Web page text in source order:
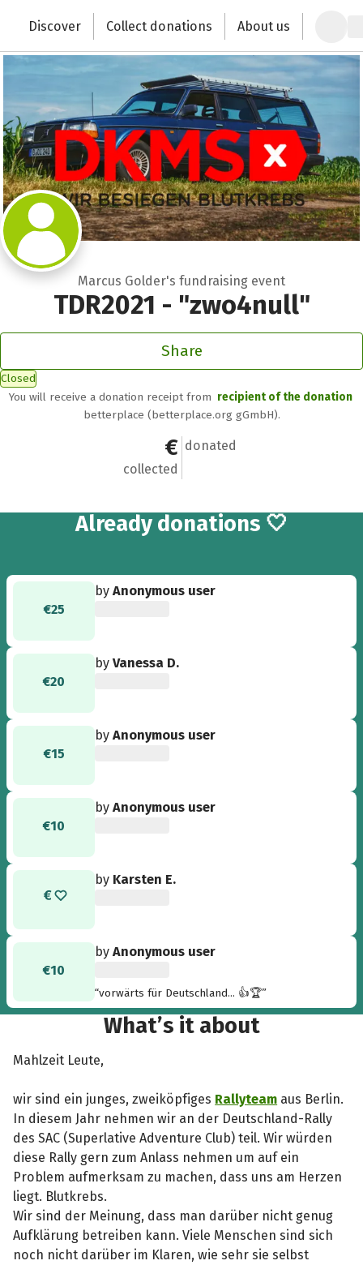
Change the world with your donation
Discover Collect donations About us
Marcus Golder's fundraising event
TDR2021 - "zwo4null"
Share
Closed
You will receive a donation receipt from recipient of the donation
betterplace (betterplace.org gGmbH).
€485
collected
22
donated
Already 22
donations 🤍
€25
byAnonymous user
€20
byVanessa D.
€15
byAnonymous user
€10
byAnonymous user
by Karsten E.
€10
byAnonymous user
“vorwärts für Deutschland... 👍🏆”
What’s it about
Mahlzeit Leute,
wir sind ein junges, zweiköpfiges Rallyteam aus Berlin.
In diesem Jahr nehmen wir an der Deutschland-Rally
des SAC (Superlative Adventure Club) teil. Wir würden
diese Rally gern zum Anlass nehmen um auf ein
Problem aufmerksam zu machen, dass uns am Herzen
liegt. Blutkrebs.
Wir sind der Meinung, dass man darüber nicht genug
Aufklärung betreiben kann. Viele Menschen sind sich
noch nicht darüber im Klaren, wie sehr sie selbst